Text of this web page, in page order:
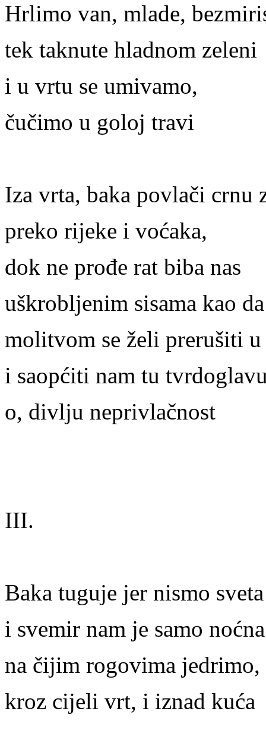
Hrlimo van, mlade,
tek taknute hladnom zeleni
i u vrtu se umivamo,
čučimo u goloj travi
Iza vrta, baka povlači crnu
preko rijeke i voćaka,
dok ne prođe rat biba nas
uškrobljenim sisama kao
molitvom se želi prerušiti
i saopćiti nam tu
o, divlju neprivlačnost
III.
Baka tuguje jer nismo
i svemir nam je samo
na čijim rogovima
kroz cijeli vrt, i iznad kuća